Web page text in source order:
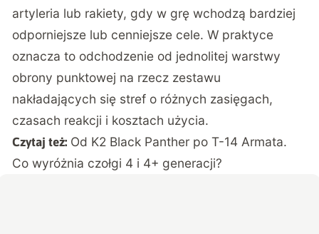
artyleria lub rakiety, gdy w grę wchodzą bardziej
odporniejsze lub cenniejsze cele. W praktyce
oznacza to odchodzenie od jednolitej warstwy
obrony punktowej na rzecz zestawu
nakładających się stref o różnych zasięgach,
czasach reakcji i kosztach użycia.
Czytaj też: Od K2 Black Panther po T-14 Armata.
Co wyróżnia czołgi 4 i 4+ generacji?